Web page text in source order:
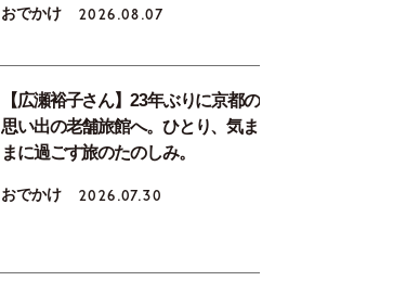
おでかけ 2026.08.07
【広瀬裕子さん】23年ぶりに京都の
思い出の老舗旅館へ。ひとり、気ま
まに過ごす旅のたのしみ。
おでかけ 2026.07.30